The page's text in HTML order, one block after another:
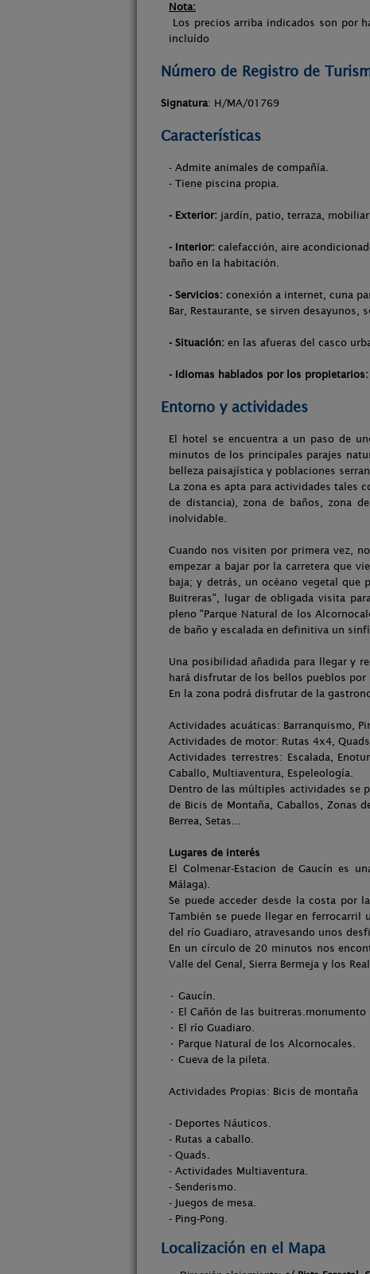
Nota:
Los precios arriba indicados son por
incluído
Número de Registro de
Signatura: H/MA/01769
Características
- Admite animales de compañía.
- Tiene piscina propia.
- Exterior: jardín, patio, terraza,
- Interior: calefacción, aire
baño en la habitación.
- Servicios: conexión a internet, cuna
Bar, Restaurante, se sirven desayunos,
- Situación: en las afueras del casco
- Idiomas hablados por los propietarios:
Entorno y actividades
El hotel se encuentra a un paso de
minutos de los principales parajes
belleza paisajística y poblaciones
La zona es apta para actividades tales
de distancia), zona de baños, zona
inolvidable.
Cuando nos visiten por primera vez,
empezar a bajar por la carretera que
baja; y detrás, un océano vegetal
Buitreras", lugar de obligada visita
pleno "Parque Natural de los
de baño y escalada en definitiva un
Una posibilidad añadida para llegar y
hará disfrutar de los bellos pueblos por
En la zona podrá disfrutar de la
Actividades acuáticas: Barranquismo,
Actividades de motor: Rutas 4x4,
Actividades terrestres: Escalada,
Caballo, Multiaventura, Espeleología.
Dentro de las múltiples actividades se
de Bicis de Montaña, Caballos, Zonas
Berrea, Setas...
Lugares de interés
El Colmenar-Estacion de Gaucín es
Málaga).
Se puede acceder desde la costa por
También se puede llegar en
del río Guadiaro, atravesando unos
En un círculo de 20 minutos nos
Valle del Genal, Sierra Bermeja y los
• Gaucín.
• El Cañón de las buitreras.monumento
• El río Guadiaro.
• Parque Natural de los Alcornocales.
• Cueva de la pileta.
Actividades Propias: Bicis de montaña
- Deportes Náuticos.
- Rutas a caballo.
- Quads.
- Actividades Multiaventura.
- Senderismo.
- Juegos de mesa.
- Ping-Pong.
Localización en el Mapa